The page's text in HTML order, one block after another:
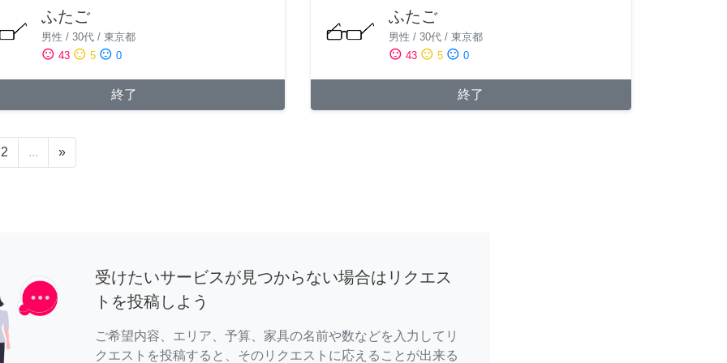
ふたご
男性 / 30代 / 東京都
sentiment_satisfied 43 sentiment_neutral 5 sentiment_dissatisfied 0
終了
ふたご
男性 / 30代/ 東京都
sentiment_satisfied 43 sentiment_neutral 5 sentiment_dissatisfied 0
終了
2 ... »
受けたいサービスが見つからない場合はリクエス
トを投稿しよう
ご希望内容、エリア、予算、家具の名前や数などを入力してリ
クエストを投稿すると、そのリクエストに応えることが出来る